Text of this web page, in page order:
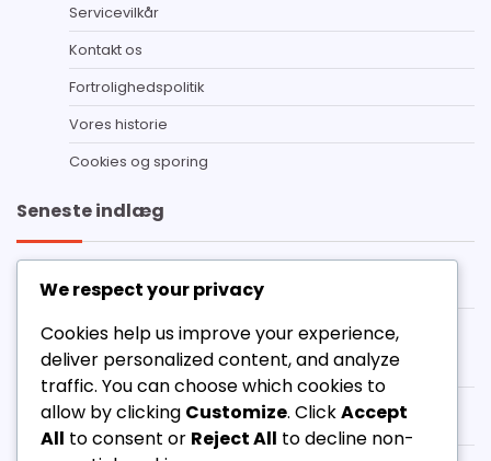
Servicevilkår
Kontakt os
Fortrolighedspolitik
Vores historie
Cookies og sporing
Seneste indlæg
Fejlfinding, Almindelige spørgsmål
Destiny 2 Kodehistorik: Tidligere kampagner,
Bemærkelsesværdige udgivelser, Samfundsmæssig
indflydelse
Destiny 2 Prime Gaming Shader: Eksklusive
farveskemaer, Sådan indløser du, Varighed
We respect your privacy
Cookies help us improve your experience,
deliver personalized content, and analyze
traffic. You can choose which cookies to
allow by clicking Customize. ClickAccept
All to consent or Reject All to decline non-